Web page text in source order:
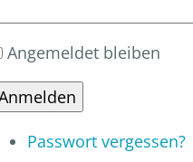
Angemeldet bleiben
Passwort vergessen?